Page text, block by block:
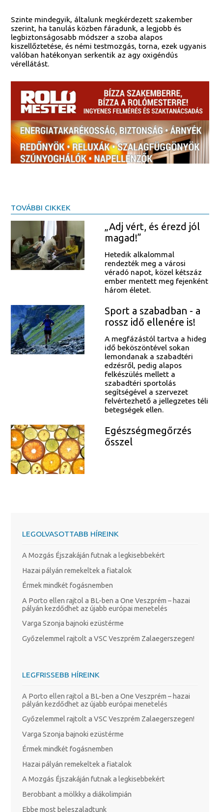
Szinte mindegyik, általunk megkérdezett szakember
szerint, ha tanulás közben fáradunk, a legjobb és
legbiztonságosabb módszer a szoba alapos
kiszellőztetése, és némi testmozgás, torna, ezek ugyanis
valóban hatékonyan serkentik az agy oxigéndús
vérellátást.
TOVÁBBI CIKKEK
„Adj vért, és érezd jól
magad!”
Hetedik alkalommal
rendezték meg a városi
véradó napot, közel kétszáz
ember mentett meg fejenként
három életet.
Sport a szabadban - a
rossz idő ellenére is!
A megfázástól tartva a hideg
idő beköszöntével sokan
lemondanak a szabadtéri
edzésről, pedig alapos
felkészülés mellett a
szabadtéri sportolás
segítségével a szervezet
felvértezhető a jellegzetes téli
betegségek ellen.
Egészségmegőrzés
ősszel
LEGOLVASOTTABB HÍREINK
A Mozgás Éjszakáján futnak a legkisebbekért
Hazai pályán remekeltek a fiatalok
Érmek mindkét fogásnemben
A Porto ellen rajtol a BL-ben a One Veszprém – hazai
pályán kezdődhet az újabb európai menetelés
Varga Szonja bajnoki ezüstérme
Győzelemmel rajtolt a VSC Veszprém Zalaegerszegen!
LEGFRISSEBB HÍREINK
A Porto ellen rajtol a BL-ben a One Veszprém – hazai
pályán kezdődhet az újabb európai menetelés
Győzelemmel rajtolt a VSC Veszprém Zalaegerszegen!
Varga Szonja bajnoki ezüstérme
Érmek mindkét fogásnemben
Hazai pályán remekeltek a fiatalok
A Mozgás Éjszakáján futnak a legkisebbekért
Berobbant a mölkky a diákolimpián
Ebbe most beleszaladtunk